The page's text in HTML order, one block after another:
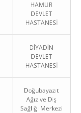
HAMUR
DEVLET
HASTANESİ
DİYADİN
DEVLET
HASTANESİ
Doğubayazıt
Ağız ve Diş
Sağlığı Merkezi